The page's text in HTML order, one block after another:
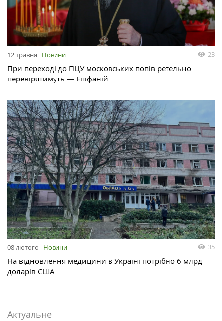
12 травня Новини 23
При переході до ПЦУ московських попів ретельно
перевірятимуть — Епіфаній
08 лютого Новини 35
На відновлення медицини в Україні потрібно 6 млрд
доларів США
Актуальне